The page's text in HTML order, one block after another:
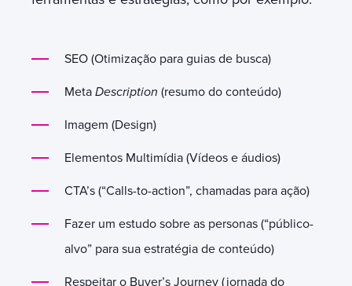
SEO (Otimização para guias de busca)
Meta Description (resumo do conteúdo)
Imagem (Design)
Elementos Multimídia (Vídeos e áudios)
CTA’s (“Calls-to-action”, chamadas para ação)
Fazer um estudo sobre as personas (“público-
alvo” para sua estratégia de conteúdo)
Respeitar o Buyer’s Journey (jornada do